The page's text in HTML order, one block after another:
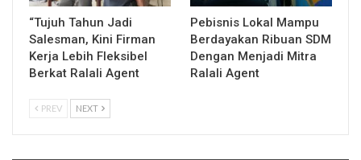
“Tujuh Tahun Jadi
Salesman, Kini Firman
Kerja Lebih Fleksibel
Berkat Ralali Agent
Pebisnis Lokal Mampu
Berdayakan Ribuan SDM
Dengan Menjadi Mitra
Ralali Agent
PREV NEXT